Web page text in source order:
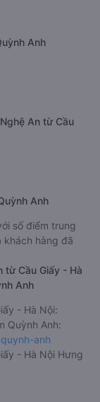
Anh
An từ Cầu
Anh
số điểm trung
khách hàng đã
từ Cầu Giấy - Hà
Anh
- Hà Nội:
Quỳnh Anh:
anh
- Hà Nội Hưng